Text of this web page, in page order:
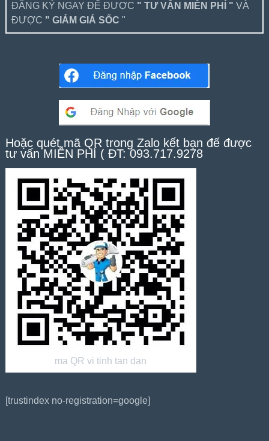
ĐĂNG KÝ NGAY ĐỂ ĐƯỢC " TƯ VẤN MIỄN PHÍ " VÀ
ĐƯỢC " GIẢM GIÁ SỐC "
Hoặc quét mã QR trong Zalo kết bạn để được
tư vấn MIỄN PHÍ ( ĐT: 093.717.9278
ma QR vi tinh tan dan
[trustindex no-registration=google]